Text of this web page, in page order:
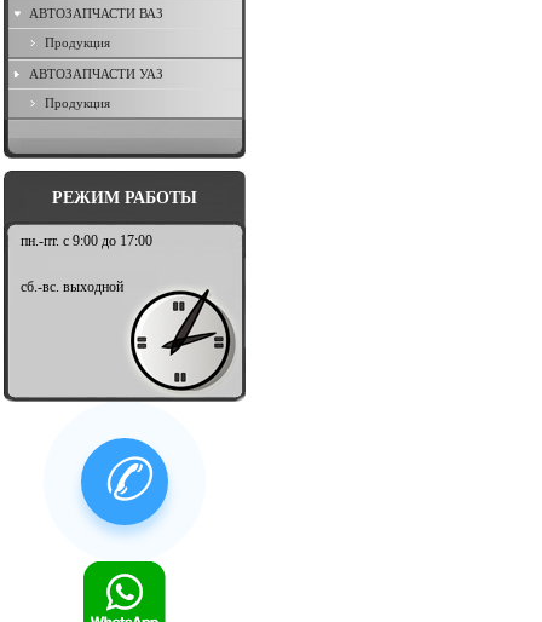
АВТОЗАПЧАСТИ ВАЗ
Продукция
АВТОЗАПЧАСТИ УАЗ
Продукция
РЕЖИМ РАБОТЫ
пн.-пт. с 9:00 до 17:00
сб.-вс. выходной
✆